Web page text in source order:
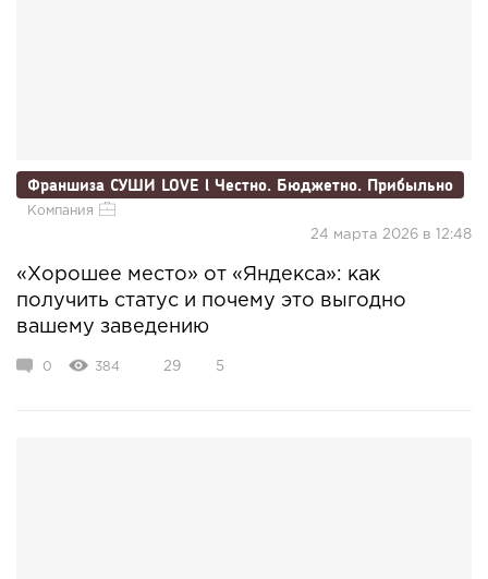
Франшиза СУШИ LOVE l Честно. Бюджетно. Прибыльно
Компания
24 марта 2026 в 12:48
«Хорошее место» от «Яндекса»: как
получить статус и почему это выгодно
вашему заведению
0 384 29 5